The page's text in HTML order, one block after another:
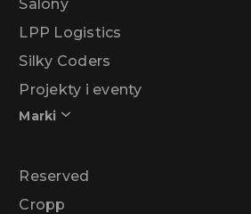
Salony
LPP Logistics
Silky Coders
Projekty i eventy
Marki
Reserved
Cropp